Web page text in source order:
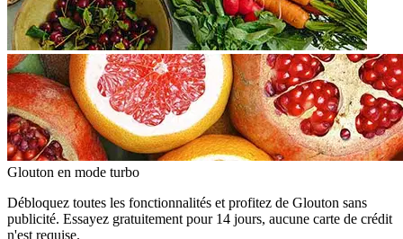
Glouton en mode turbo
Débloquez toutes les fonctionnalités et profitez de Glouton sans
publicité. Essayez gratuitement pour 14 jours, aucune carte de crédit
n'est requise.